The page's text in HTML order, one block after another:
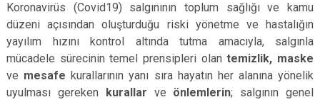
Koronavirüs (Covid­19) salgınının toplum sağlığı ve kamu
düzeni açısından oluşturduğu riski yönetme ve hastalığın
yayılım hızını kontrol altında tutma amacıyla, salgınla
mücadele sürecinin temel prensipleri olantemizlik, maske
ve mesafe kurallarının yanı sıra hayatın her alanına yönelik
uyulması gereken kurallar ve önlemlerin; salgının genel